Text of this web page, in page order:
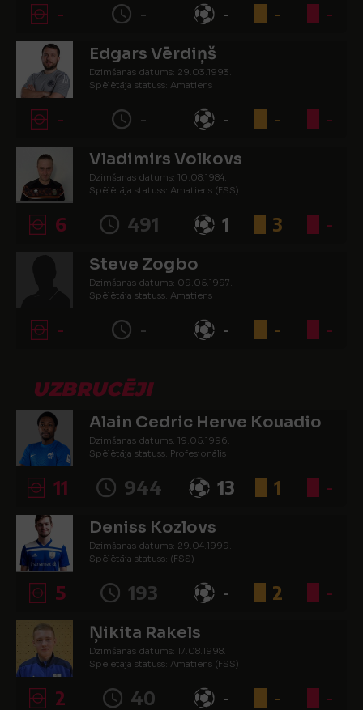
- - - - -
Edgars Vērdiņš
Dzimšanas datums: 29.03.1993.
Spēlētāja statuss: Amatieris
- - - - -
Vladimirs Volkovs
Dzimšanas datums: 10.08.1984.
Spēlētāja statuss: Amatieris (FSS)
6 491 1 3 -
Steve Zogbo
Dzimšanas datums: 09.05.1997.
Spēlētāja statuss: Amatieris
- - - - -
UZBRUCĒJI
Alain Cedric Herve Kouadio
Dzimšanas datums: 19.05.1996.
Spēlētāja statuss: Profesionālis
11 944 13 1 -
Deniss Kozlovs
Dzimšanas datums: 29.04.1999.
Spēlētāja statuss: (FSS)
5 193 - 2 -
Ņikita Rakels
Dzimšanas datums: 17.08.1998.
Spēlētāja statuss: Amatieris (FSS)
2 40 - - -